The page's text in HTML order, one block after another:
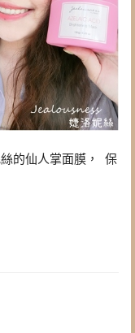
的仙人掌面膜， 保